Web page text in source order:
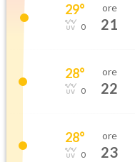
29°
0
ore
21
28°
0
ore
22
28°
0
ore
23